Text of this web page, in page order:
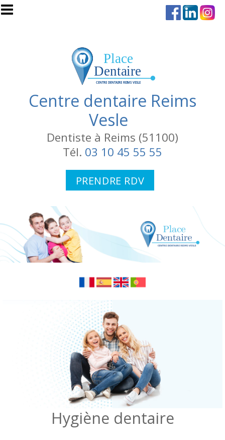
Aller au contenu principal
Centre dentaire Reims
Vesle
Dentiste à Reims (51100)
Tél. 03 10 45 55 55
PRENDRE RDV
Hygiène dentaire